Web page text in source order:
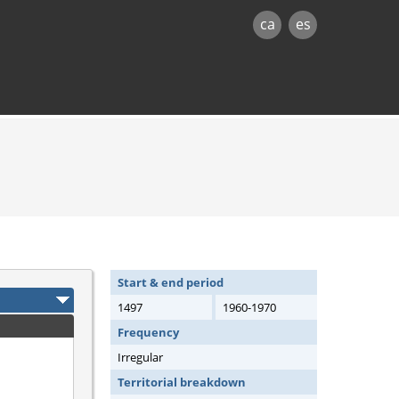
ca es
Start & end period
1497
1960-1970
Frequency
Irregular
Territorial breakdown